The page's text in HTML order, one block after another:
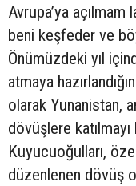
Avrupa’ya açılmam
beni keşfeder ve
Önümüzdeki yıl
atmaya
olarak Yunanistan,
dövüşlere
Kuyucuoğulları,
düzenlenen dövüş